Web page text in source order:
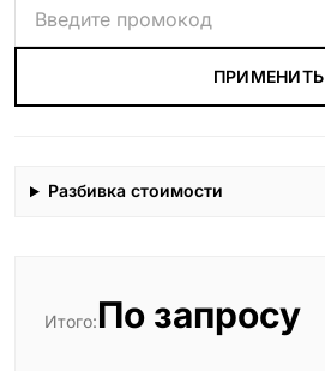
ПРИМЕНИТЬ
Разбивка стоимости
Итого:По запросу